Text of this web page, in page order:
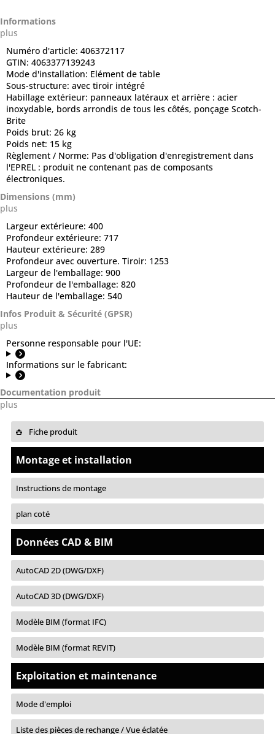
Informations
plus
Numéro d'article: 406372117
GTIN: 4063377139243
Mode d'installation: Elément de table
Sous-structure: avec tiroir intégré
Habillage extérieur: panneaux latéraux et arrière : acier
inoxydable, bords arrondis de tous les côtés, ponçage Scotch-
Brite
Poids brut: 26 kg
Poids net: 15 kg
Règlement / Norme: Pas d'obligation d'enregistrement dans
l'EPREL : produit ne contenant pas de composants
électroniques.
Dimensions (mm)
plus
Largeur extérieure: 400
Profondeur extérieure: 717
Hauteur extérieure: 289
Profondeur avec ouverture. Tiroir: 1253
Largeur de l'emballage: 900
Profondeur de l'emballage: 820
Hauteur de l'emballage: 540
Infos Produit & Sécurité (GPSR)
plus
Personne responsable pour l'UE:
Informations sur le fabricant:
Documentation produit
plus
Fiche produit
Montage et installation
Instructions de montage
plan coté
Données CAD & BIM
AutoCAD 2D (DWG/DXF)
AutoCAD 3D (DWG/DXF)
Modèle BIM (format IFC)
Modèle BIM (format REVIT)
Exploitation et maintenance
Mode d'emploi
Liste des pièces de rechange / Vue éclatée